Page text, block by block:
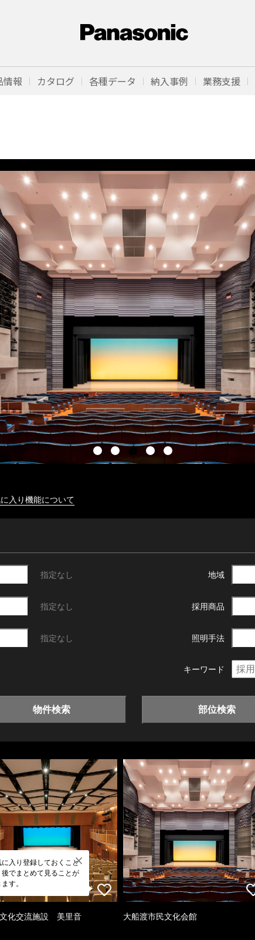
情報 カタログ 各種データ 納入事例 業務支援
入り機能について
指定なし 地域
指定なし 採用商品
指定なし 照明手法
キーワード
物件検索 部位検索
に入り登録しておくこと
後でまとめて見ることが
す。
化交流施設 美里音 大船渡市民文化会館